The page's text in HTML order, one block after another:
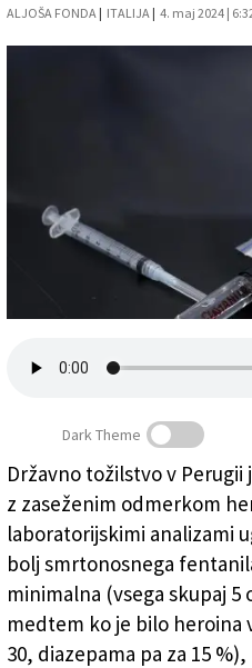
Uredništvo
ALJOŠA FONDA | ITALIJA | 4. maj 2024 |
Fentanil si je mogoče
tablete, posledice pa so
Dark Theme
Državno tožilstvo v
z zaseženim odmerkom
laboratorijskimi analizami
bolj smrtonosnega
minimalna (vsega skupaj
medtem ko je bilo heroina
30, diazepama pa za 15